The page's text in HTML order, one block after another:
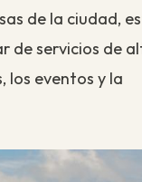
de la ciudad,
de servicios de
los eventos y la